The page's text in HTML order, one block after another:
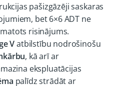
pašizgāzēji saskaras
bet 6×6 ADT ne
risinājums.
Vatbilstību nodrošinošu
, kā arī ar
ekspluatācijas
palīdz strādāt ar